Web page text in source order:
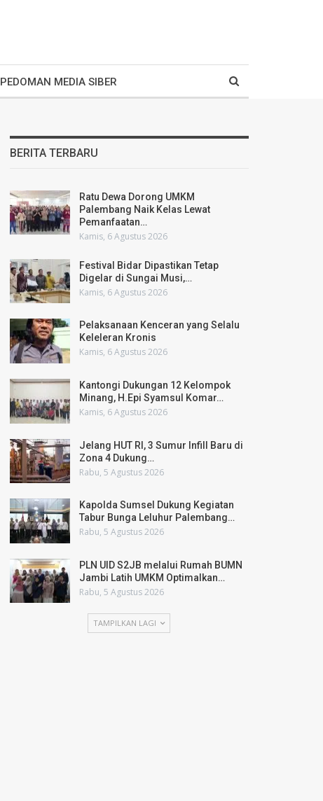
PEDOMAN MEDIA SIBER
BERITA TERBARU
Ratu Dewa Dorong UMKM
Palembang Naik Kelas Lewat
Pemanfaatan…
Kamis, 6 Agustus 2026
Festival Bidar Dipastikan Tetap
Digelar di Sungai Musi,…
Kamis, 6 Agustus 2026
Pelaksanaan Kenceran yang Selalu
Keleleran Kronis
Kamis, 6 Agustus 2026
Kantongi Dukungan 12 Kelompok
Minang, H.Epi Syamsul Komar…
Kamis, 6 Agustus 2026
Jelang HUT RI, 3 Sumur Infill Baru di
Zona 4 Dukung…
Rabu, 5 Agustus 2026
Kapolda Sumsel Dukung Kegiatan
Tabur Bunga Leluhur Palembang…
Rabu, 5 Agustus 2026
PLN UID S2JB melalui Rumah BUMN
Jambi Latih UMKM Optimalkan…
Rabu, 5 Agustus 2026
TAMPILKAN LAGI